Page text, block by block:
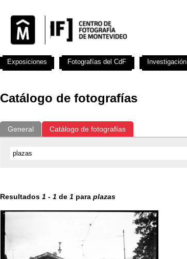
Catálogo de fotografías
General Catálogo de fotografías
Resultados 1 - 1 de 1 para plazas
Exposiciones Fotografías del CdF Investigación